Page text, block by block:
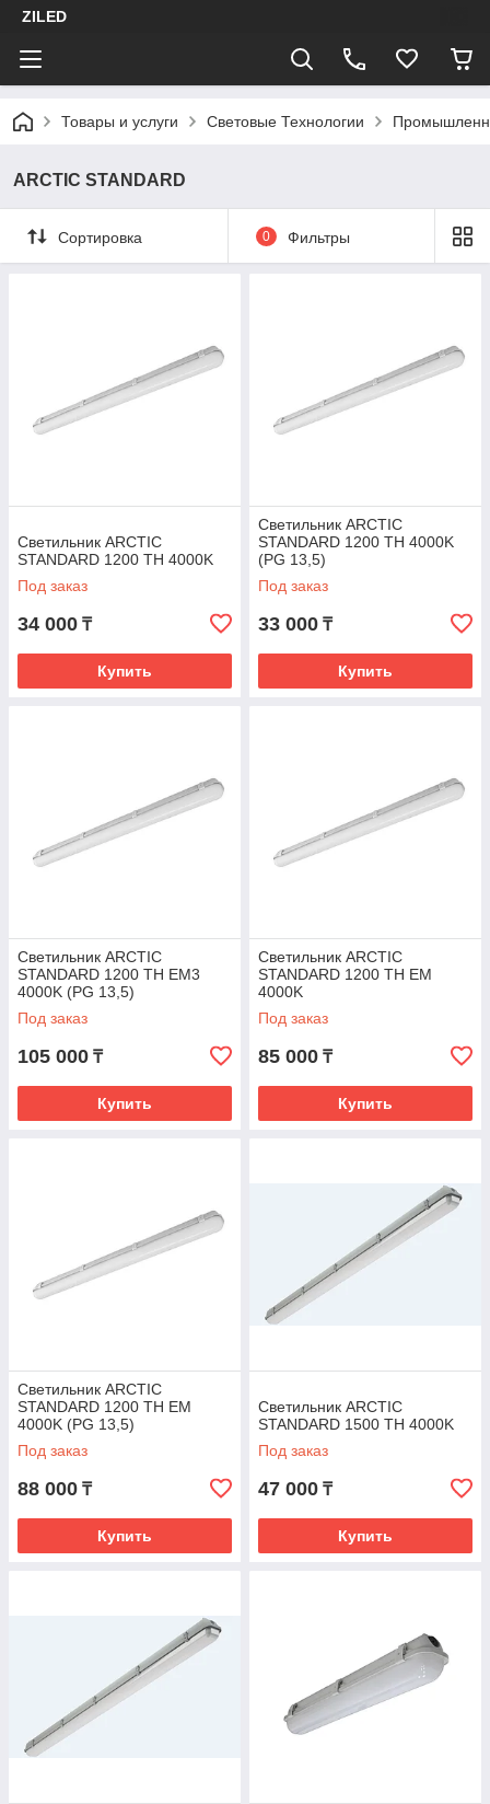
ZILED
Товары и услуги Световые Технологии
ARCTIC STANDARD
Сортировка 0 Фильтры
Светильник ARCTIC
STANDARD 1200 TH 4000K
Под заказ
34 000 ₸
Купить
Светильник ARCTIC
STANDARD 1200 TH 4000K
(PG 13,5)
Под заказ
33 000 ₸
Купить
Светильник ARCTIC
STANDARD 1200 TH EM3
4000K (PG 13,5)
Под заказ
105 000 ₸
Купить
Светильник ARCTIC
STANDARD 1200 TH EM
4000K
Под заказ
85 000 ₸
Купить
Светильник ARCTIC
STANDARD 1200 TH EM
4000K (PG 13,5)
Под заказ
88 000 ₸
Купить
Светильник ARCTIC
STANDARD 1500 TH 4000K
Под заказ
47 000 ₸
Купить